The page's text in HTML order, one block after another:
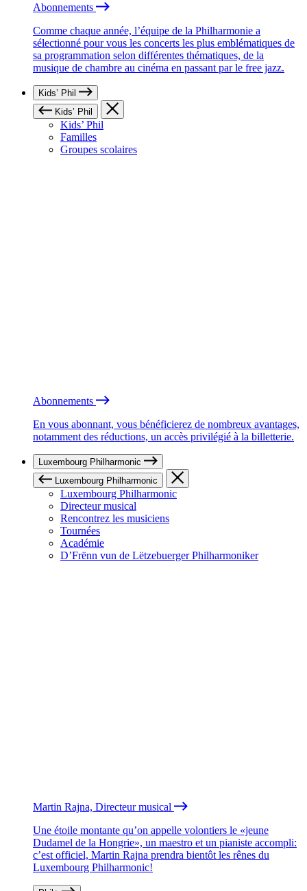
Abonnements
Comme chaque année, l’équipe de la Philharmonie a
sélectionné pour vous les concerts les plus emblématiques de
sa programmation selon différentes thématiques, de la
musique de chambre au cinéma en passant par le free jazz.
Kids’ Phil
Kids’ Phil
Kids’ Phil
Familles
Groupes scolaires
Abonnements
En vous abonnant, vous bénéficierez de nombreux avantages,
notamment des réductions, un accès privilégié à la billetterie.
Luxembourg Philharmonic
Luxembourg Philharmonic
Luxembourg Philharmonic
Directeur musical
Rencontrez les musiciens
Tournées
Académie
D’Frënn vun de Lëtzebuerger Philharmoniker
Martin Rajna, Directeur musical
Une étoile montante qu’on appelle volontiers le «jeune
Dudamel de la Hongrie», un maestro et un pianiste accompli:
c’est officiel, Martin Rajna prendra bientôt les rênes du
Luxembourg Philharmonic!